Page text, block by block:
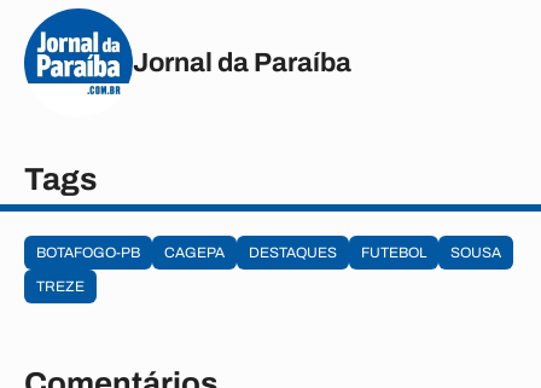
Jornal da Paraíba
Tags
BOTAFOGO-PB CAGEPA DESTAQUES FUTEBOL
SOUSA
TREZE